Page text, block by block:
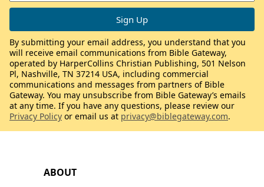
ABOUT
By submitting your email address, you understand that you
will receive email communications from Bible Gateway,
operated by HarperCollins Christian Publishing, 501 Nelson
Pl, Nashville, TN 37214 USA, including commercial
communications and messages from partners of Bible
Gateway. You may unsubscribe from Bible Gateway’s emails
at any time. If you have any questions, please review our
Privacy Policy or email us at privacy@biblegateway.com.